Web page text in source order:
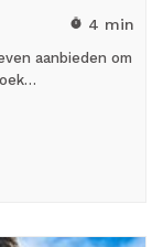
timer 4 min
aanbieden om